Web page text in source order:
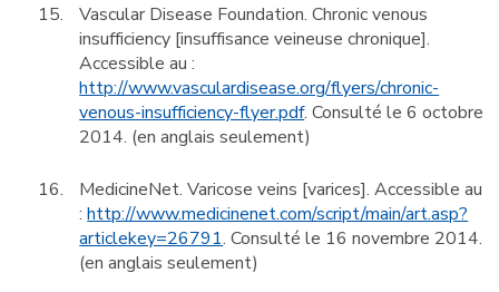
Vascular Disease Foundation. Chronic venous
insufficiency [insuffisance veineuse chronique].
Accessible au :
http://www.vasculardisease.org/flyers/chronic-
venous-insufficiency-flyer.pdf. Consulté le 6 octobre
2014. (en anglais seulement)
MedicineNet. Varicose veins [varices]. Accessible au
:http://www.medicinenet.com/script/main/art.asp?
articlekey=26791. Consulté le 16 novembre 2014.
(en anglais seulement)